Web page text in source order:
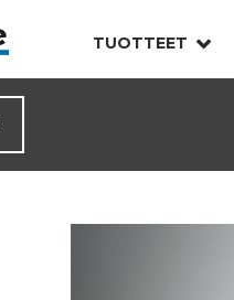
TUOTTEET